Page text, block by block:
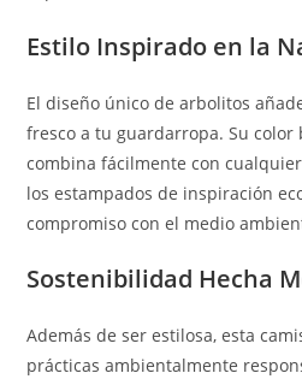
Estilo Inspirado en la
El diseño único de arbolitos
fresco a tu guardarropa. Su
combina fácilmente con
los estampados de inspiración
compromiso con el medio
Sostenibilidad Hecha
Además de ser estilosa, esta
prácticas ambientalmente